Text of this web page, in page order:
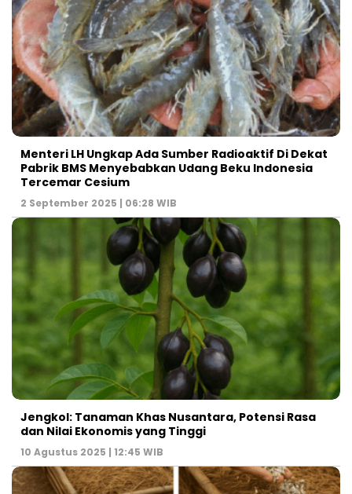
Menteri LH Ungkap Ada Sumber Radioaktif Di Dekat
Pabrik BMS Menyebabkan Udang Beku Indonesia
Tercemar Cesium
2 September 2025 | 06:28 WIB
Jengkol: Tanaman Khas Nusantara, Potensi Rasa
dan Nilai Ekonomis yang Tinggi
10 Agustus 2025 | 12:45 WIB